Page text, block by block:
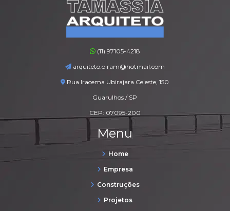
(11) 97105-4218
arquiteto.oiram@hotmail.com
Rua Iracema Ubirajara Celeste, 150
Guarulhos / SP
CEP: 07095-200
Menu
Home
Empresa
Construções
Projetos